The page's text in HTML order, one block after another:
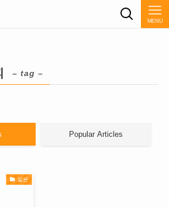
MENU
– tag –
Popular Articles
일본